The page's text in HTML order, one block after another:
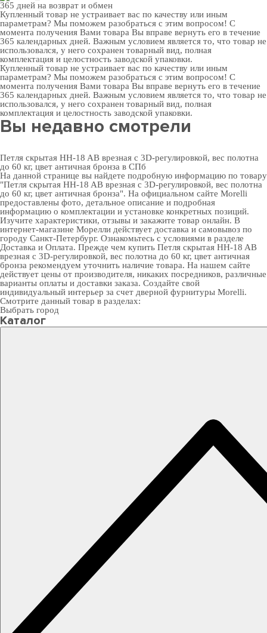
365 дней на возврат и обмен
Купленный товар не устраивает вас по качеству или иным
параметрам? Мы поможем разобраться с этим вопросом! С
момента получения Вами товара Вы вправе вернуть его в течение
365 календарных дней. Важным условием является то, что товар не
использовался, у него сохранен товарный вид, полная
комплектация и целостность заводской упаковки.
Купленный товар не устраивает вас по качеству или иным
параметрам? Мы поможем разобраться с этим вопросом! С
момента получения Вами товара Вы вправе вернуть его в течение
365 календарных дней. Важным условием является то, что товар не
использовался, у него сохранен товарный вид, полная
комплектация и целостность заводской упаковки.
Вы недавно смотрели
Петля скрытая HH-18 AB врезная с 3D-регулировкой, вес полотна
до 60 кг, цвет античная бронза в СПб
На данной странице вы найдете подробную информацию по товару
"Петля скрытая HH-18 AB врезная с 3D-регулировкой, вес полотна
до 60 кг, цвет античная бронза". На официальном сайте Morelli
предоставлены фото, детальное описание и подробная
информацию о комплектации и установке конкретных позиций.
Изучите характеристики, отзывы и закажите товар онлайн. В
интернет-магазине Морелли действует доставка и самовывоз по
городу Санкт-Петербург. Ознакомьтесь с условиями в разделе
Доставка и Оплата. Прежде чем купить Петля скрытая HH-18 AB
врезная с 3D-регулировкой, вес полотна до 60 кг, цвет античная
бронза рекомендуем уточнить наличие товара. На нашем сайте
действует цены от производителя, никаких посредников, различные
варианты оплаты и доставки заказа. Создайте свой
индивидуальный интерьер за счет дверной фурнитуры Morelli.
Смотрите данный товар в разделах:
Выбрать город
Каталог